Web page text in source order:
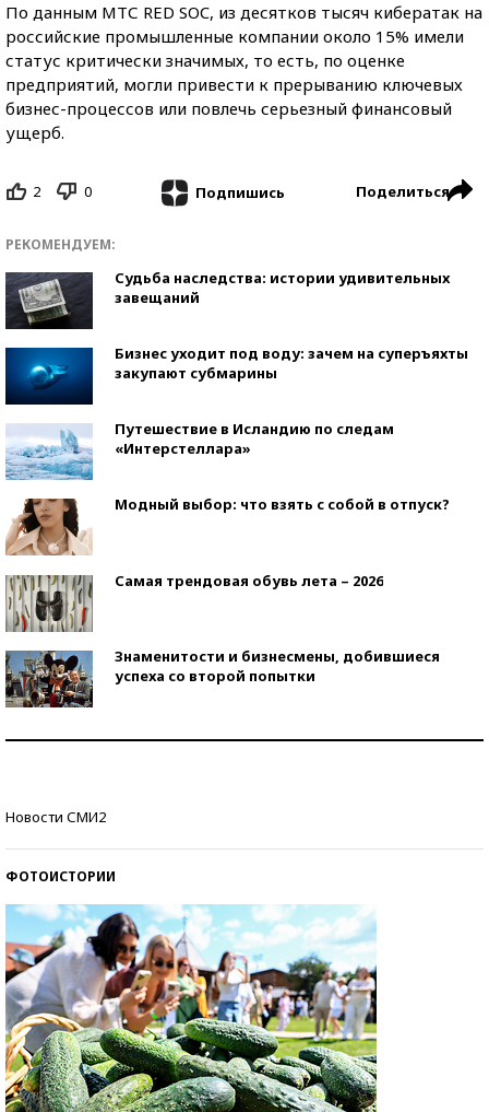
По данным МТС RED SOC, из десятков тысяч кибератак на
российские промышленные компании около 15% имели
статус критически значимых, то есть, по оценке
предприятий, могли привести к прерыванию ключевых
бизнес-процессов или повлечь серьезный финансовый
ущерб.
2 0 Подпишись Поделиться
РЕКОМЕНДУЕМ:
Судьба наследства: истории удивительных
завещаний
Бизнес уходит под воду: зачем на суперъяхты
закупают субмарины
Путешествие в Исландию по следам
«Интерстеллара»
Модный выбор: что взять с собой в отпуск?
Самая трендовая обувь лета – 2026
Знаменитости и бизнесмены, добившиеся
успеха со второй попытки
Новости СМИ2
ФОТОИСТОРИИ